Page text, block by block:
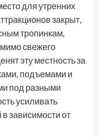
для утренних
закрыт,
тропинкам,
свежего
эту местность за
подъемами и
под разными
усиливать
в зависимости от